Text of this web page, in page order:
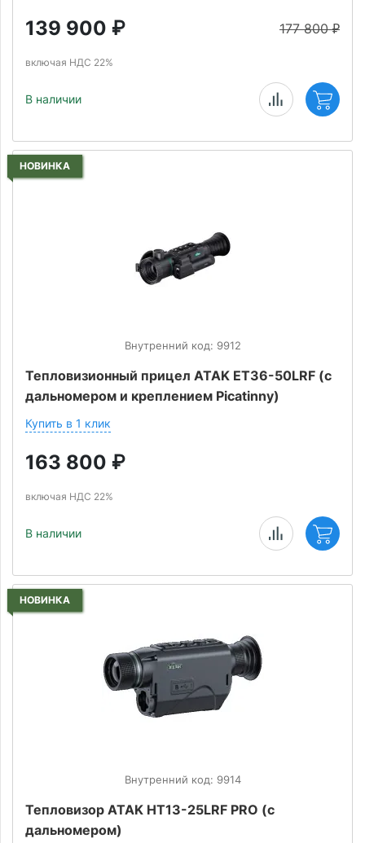
177 800₽
139 900 ₽
включая НДС 22%
В наличии
НОВИНКА
Внутренний код: 9912
Тепловизионный прицел ATAK ET36-50LRF (с
дальномером и креплением Picatinny)
Купить в 1 клик
163 800 ₽
включая НДС 22%
В наличии
НОВИНКА
Внутренний код: 9914
Тепловизор ATAK HT13-25LRF PRO (с
дальномером)